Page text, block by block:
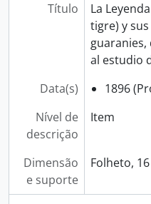
Título
La
tigre) y
al estudio
Data(s)
1896
Nível de
descrição
Item
Dimensão
e suporte
Folheto,